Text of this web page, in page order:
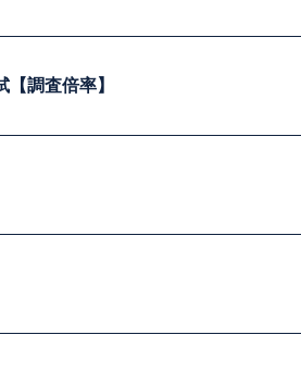
【調査倍率】